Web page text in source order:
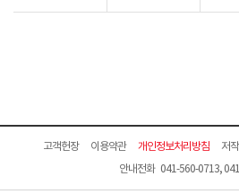
고객헌장 이용약관 개인정보처리방침 저
안내전화 041-560-0713,